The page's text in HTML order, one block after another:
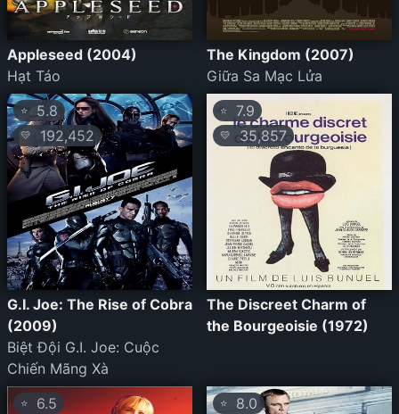
Appleseed (2004)
Hạt Táo
The Kingdom (2007)
Giữa Sa Mạc Lửa
⭐5.8
💛 192,452
G.I. Joe: The Rise of Cobra
(2009)
Biệt Đội G.I. Joe: Cuộc
Chiến Mãng Xà
⭐ 7.9
💛 35,857
The Discreet Charm of
the Bourgeoisie (1972)
⭐ 6.5 ⭐ 8.0